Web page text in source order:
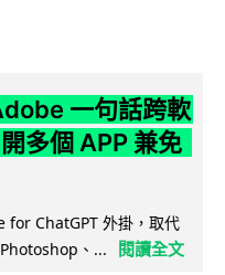
一句話跨軟
多個 APP 兼免
for ChatGPT 外掛，取代
、...
閱讀全文